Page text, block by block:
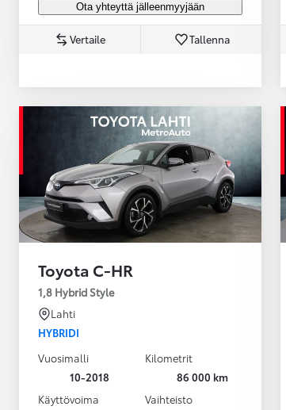
Ota yhteyttä jälleenmyyjään
Vertaile Tallenna
Toyota C-HR
1,8 Hybrid Style
Lahti
HYBRIDI
Vuosimalli
10-2018
Kilometrit
86 000 km
Käyttövoima
Vaihteisto